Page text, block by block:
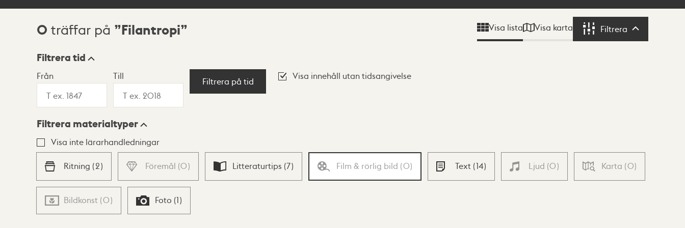
Sökresultat
0 träffar på Filantropi Visa lista Visa karta Filtrera Filtrera
Visningsläge
Lista Karta
Filtrera tid
Från Till
Filtrera på tid
Visa innehåll utan tidsangivelse
Filtrera materialtyper
Visa inte lärarhandledningar
Ritning (2) Föremål (0) Litteraturtips (7) Film & rörlig bild (0) Text (14) Ljud (0) Karta (0)
Bildkonst (0) Foto (1)